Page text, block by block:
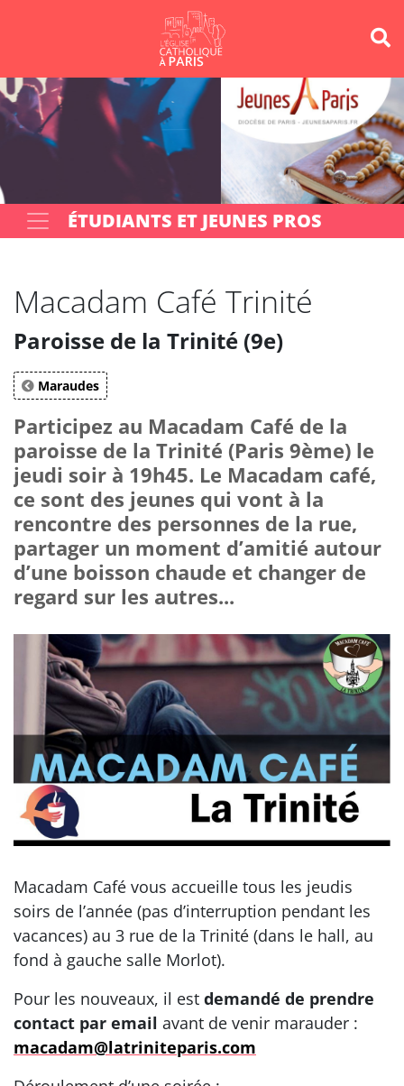
Votre recherche OK
ÉTUDIANTS ET JEUNES PROS
Macadam Café Trinité
Paroisse de la Trinité (9e)
Maraudes
Participez au Macadam Café de la
paroisse de la Trinité (Paris 9ème) le
jeudi soir à 19h45. Le Macadam café,
ce sont des jeunes qui vont à la
rencontre des personnes de la rue,
partager un moment d’amitié autour
d’une boisson chaude et changer de
regard sur les autres...
Macadam Café vous accueille tous les jeudis
soirs de l’année (pas d’interruption pendant les
vacances) au 3 rue de la Trinité (dans le hall, au
fond à gauche salle Morlot).
Pour les nouveaux, il est demandé de prendre
contact par email avant de venir marauder :
macadam@latriniteparis.com
Panneau de gestion des cookies